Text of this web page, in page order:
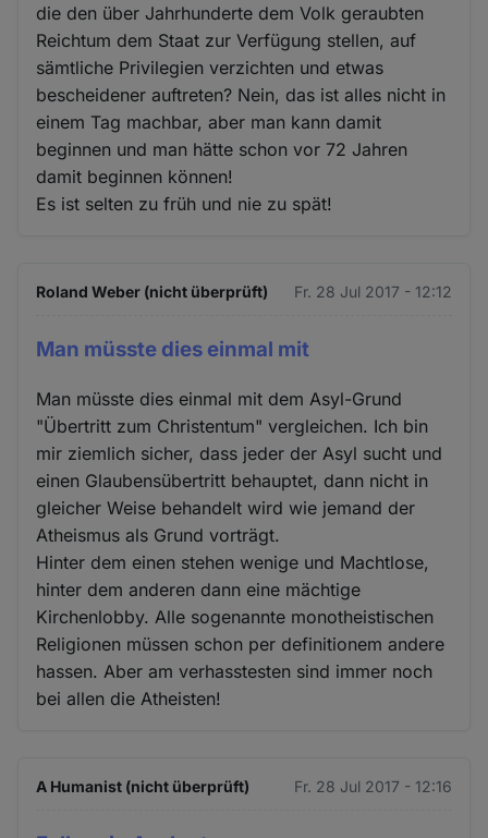
die den über Jahrhunderte dem Volk geraubten
Reichtum dem Staat zur Verfügung stellen, auf
sämtliche Privilegien verzichten und etwas
bescheidener auftreten? Nein, das ist alles nicht in
einem Tag machbar, aber man kann damit
beginnen und man hätte schon vor 72 Jahren
damit beginnen können!
Es ist selten zu früh und nie zu spät!
Roland Weber (nicht überprüft) Fr. 28 Jul 2017 - 12:12
Man müsste dies einmal mit
Man müsste dies einmal mit dem Asyl-Grund
"Übertritt zum Christentum" vergleichen. Ich bin
mir ziemlich sicher, dass jeder der Asyl sucht und
einen Glaubensübertritt behauptet, dann nicht in
gleicher Weise behandelt wird wie jemand der
Atheismus als Grund vorträgt.
Hinter dem einen stehen wenige und Machtlose,
hinter dem anderen dann eine mächtige
Kirchenlobby. Alle sogenannte monotheistischen
Religionen müssen schon per definitionem andere
hassen. Aber am verhasstesten sind immer noch
bei allen die Atheisten!
A Humanist (nicht überprüft) Fr. 28 Jul 2017 - 12:16